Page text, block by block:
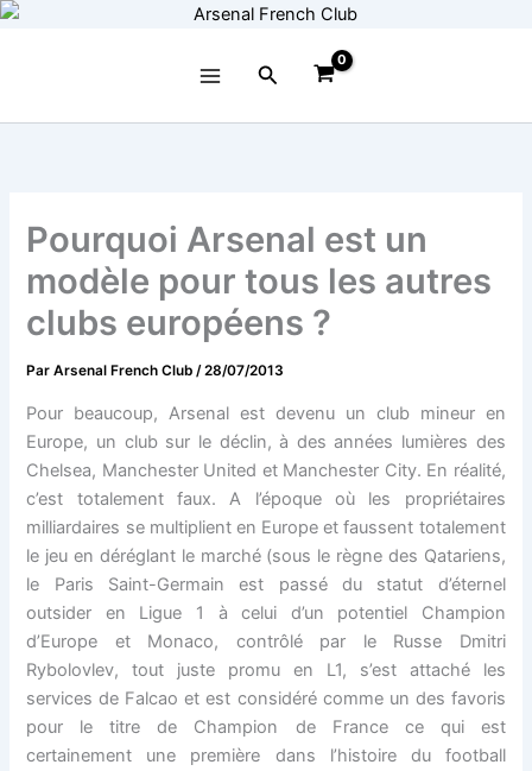
Aller
Rechercher
Pourquoi Arsenal est un
modèle pour tous les autres
clubs européens ?
ParArsenal French Club/28/07/2013
Pour beaucoup, Arsenal est devenu un club mineur en
Europe, un club sur le déclin, à des années lumières des
Chelsea, Manchester United et Manchester City. En réalité,
c’est totalement faux. A l’époque où les propriétaires
milliardaires se multiplient en Europe et faussent totalement
le jeu en déréglant le marché (sous le règne des Qatariens,
le Paris Saint-Germain est passé du statut d’éternel
outsider en Ligue 1 à celui d’un potentiel Champion
d’Europe et Monaco, contrôlé par le Russe Dmitri
Rybolovlev, tout juste promu en L1, s’est attaché les
services de Falcao et est considéré comme un des favoris
pour le titre de Champion de France ce qui est
certainement une première dans l’histoire du football